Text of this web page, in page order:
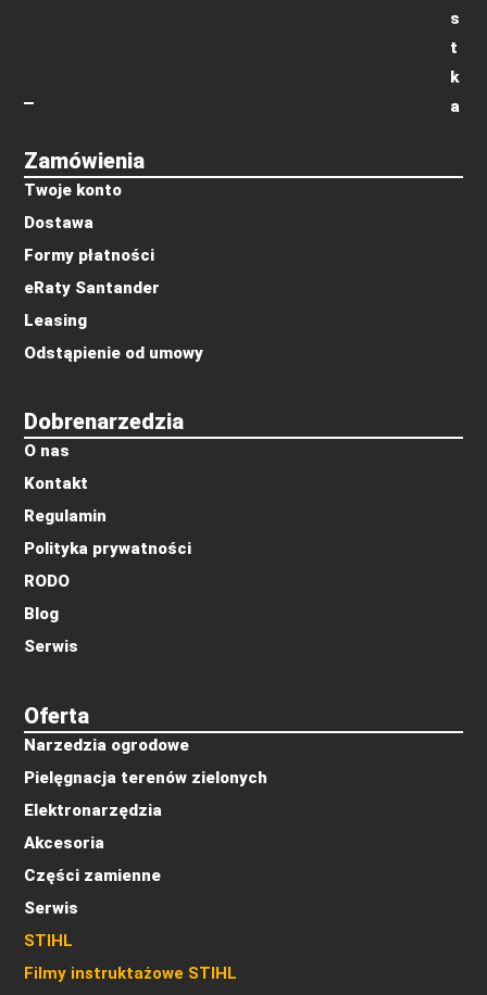
Oferta
Narzedzia ogrodowe
Pielęgnacja terenów zielonych
Elektronarzędzia
Akcesoria
Części zamienne
Serwis
STIHL
Filmy instruktażowe STIHL
Dobrenarzedzia
O nas
Kontakt
Regulamin
Polityka prywatności
RODO
Blog
Serwis
Zamówienia
Twoje konto
Dostawa
Formy płatności
eRaty Santander
Leasing
Odstąpienie od umowy
s
t
k
a